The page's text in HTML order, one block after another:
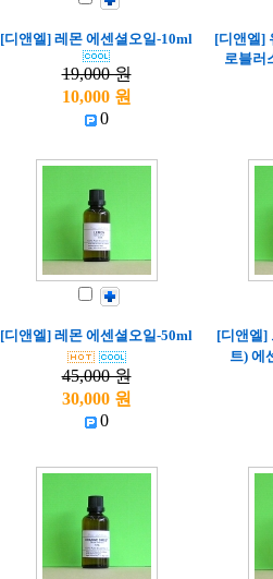
[디앤엘] 레몬 에센셜오일-10ml
19,000 원
10,000 원
0
[디앤엘]
로블러
[디앤엘] 레몬 에센셜오일-50ml
45,000 원
30,000 원
0
[디앤엘]
트) 에